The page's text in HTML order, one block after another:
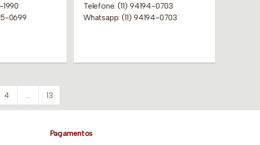
1990
0699
Telefone: (11) 94194-0703
Whatsapp: (11) 94194-0703
4 13
Pagamentos